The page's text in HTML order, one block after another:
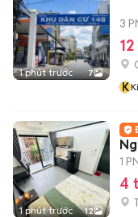
1 phút trước 7
3
K
1 phút trước 12
1
4